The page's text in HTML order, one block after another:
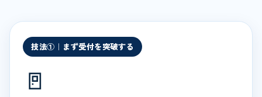
技法①｜まず受付を突破する
🚪